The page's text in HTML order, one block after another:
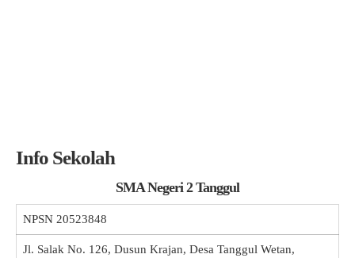
Info Sekolah
SMA Negeri 2 Tanggul
NPSN 20523848
Jl. Salak No. 126, Dusun Krajan, Desa Tanggul Wetan,